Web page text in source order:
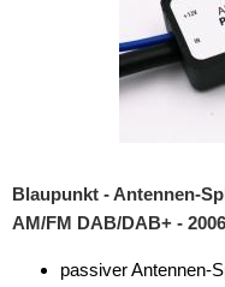
Blaupunkt - Antennen-
AM/FM DAB/DAB+ -
passiver Antennen-